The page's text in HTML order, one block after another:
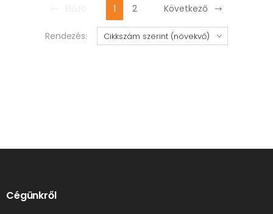
1 2 Következő
Rendezés:
Cégünkről